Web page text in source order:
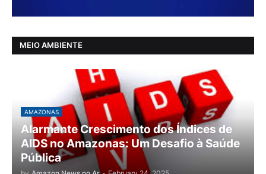
MEIO AMBIENTE
AMAZONAS
Alarmante Crescimento dos Índices de
AIDS no Amazonas: Um Desafio à Saúde
Pública